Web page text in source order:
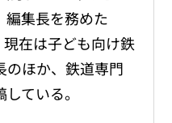
編集長を務めた
在は子ども向け鉄
のほか、鉄道専門
ている。